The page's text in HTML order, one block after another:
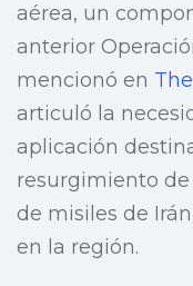
aérea, un
anterior
mencionó en
articuló la
aplicación
resurgimiento
de misiles de
en la región.